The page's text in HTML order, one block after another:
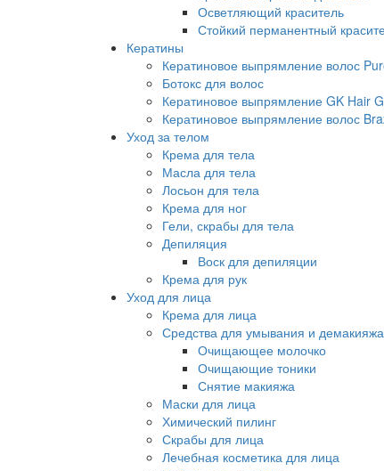
Осветляющий краситель
Стойкий перманентный
Кератины
Кератиновое выпрямление волос
Ботокс для волос
Кератиновое выпрямление GK Hair
Кератиновое выпрямление волос
Уход за телом
Крема для тела
Масла для тела
Лосьон для тела
Крема для ног
Гели, скрабы для тела
Депиляция
Воск для депиляции
Крема для рук
Уход для лица
Крема для лица
Средства для умывания и демакияжа
Очищающее молочко
Очищающие тоники
Снятие макияжа
Маски для лица
Химический пилинг
Скрабы для лица
Лечебная косметика для лица